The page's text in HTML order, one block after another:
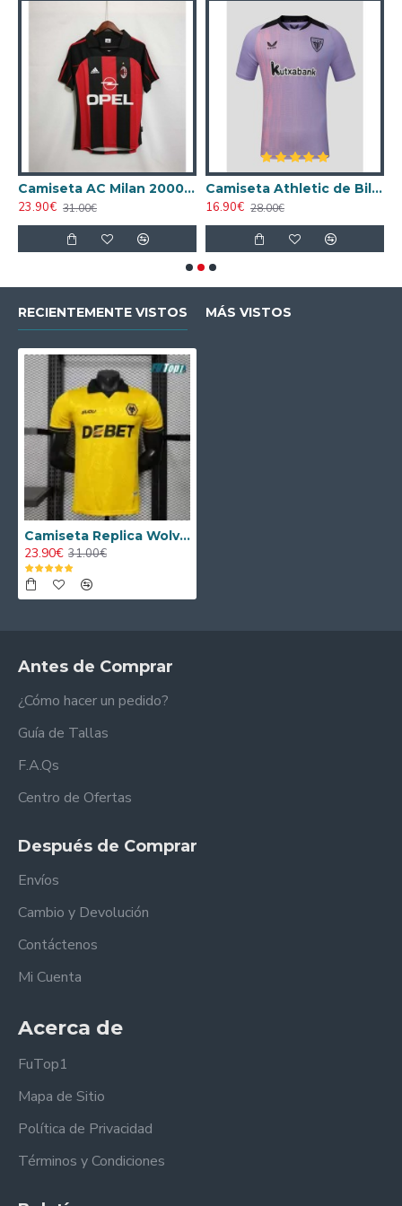
Camiseta AC Milan 2000/2001 Local Retro
23.90€ 31.00€
Camiseta Athletic de Bilbao 2024/2025 Alternativo
16.90€ 28.00€
RECIENTEMENTE VISTOS MÁS VISTOS
Camiseta Replica Wolverhampton Wanderers Home Primera Equipación 2025/2026 Versión Jugador
23.90€ 31.00€
Antes de Comprar
¿Cómo hacer un pedido?
Guía de Tallas
F.A.Qs
Centro de Ofertas
Después de Comprar
Envíos
Cambio y Devolución
Contáctenos
Mi Cuenta
Acerca de
FuTop1
Mapa de Sitio
Política de Privacidad
Términos y Condiciones